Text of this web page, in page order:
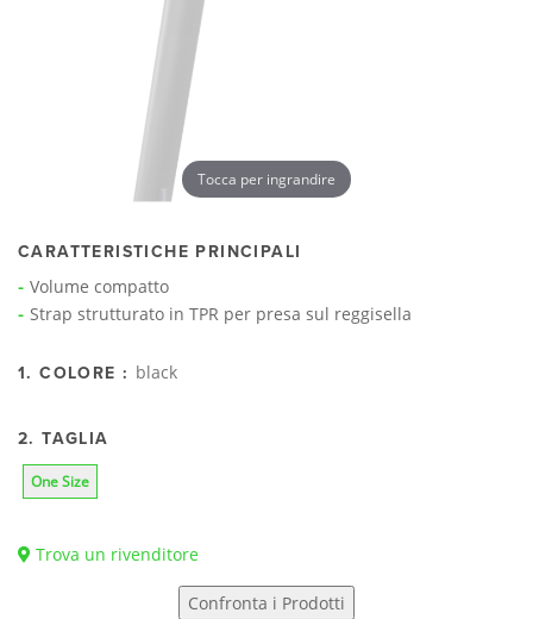
Tocca per ingrandire
CARATTERISTICHE PRINCIPALI
Volume compatto
Strap strutturato in TPR per presa sul reggisella
1. COLORE : black
2. TAGLIA
One Size
Trova un rivenditore
Confronta i Prodotti